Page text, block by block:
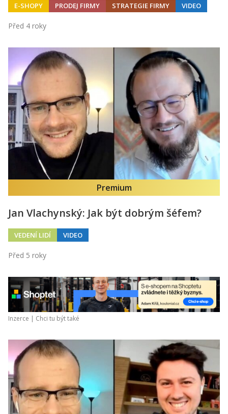
E-SHOPY PRODEJ FIRMY STRATEGIE FIRMY VIDEO
Před 4 roky
Premium
Jan Vlachynský: Jak být dobrým šéfem?
VEDENÍ LIDÍ VIDEO
Před 5 roky
Inzerce | Chci tu být také